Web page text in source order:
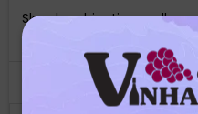
Skøn kombination mellem
rullet i lakridspulver